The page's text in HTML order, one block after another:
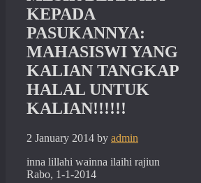
KEPADA
PASUKANNYA:
MAHASISWI YANG
KALIAN TANGKAP
HALAL UNTUK
KALIAN!!!!!!
2 January 2014 by admin
inna lillahi wainna ilaihi rajiun
Rabo, 1-1-2014